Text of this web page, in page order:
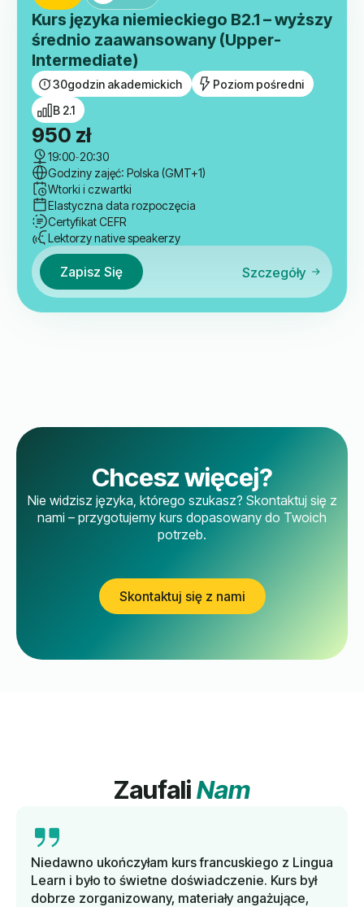
Kurs języka niemieckiego B2.1 – wyższy
średnio zaawansowany (Upper-
Intermediate)
30godzin akademickich
Poziom pośredni
B 2.1
950 zł
19:00-20:30
Godziny zajęć: Polska (GMT+1)
Wtorki i czwartki
Elastyczna data rozpoczęcia
Certyfikat CEFR
Lektorzy native speakerzy
Zapisz Się Szczegóły
Chcesz więcej?
Nie widzisz języka, którego szukasz? Skontaktuj się z
nami – przygotujemy kurs dopasowany do Twoich
potrzeb.
Skontaktuj się z nami
ZaufaliNam
Niedawno ukończyłam kurs francuskiego z Lingua
Learn i było to świetne doświadczenie. Kurs był
dobrze zorganizowany, materiały angażujące,